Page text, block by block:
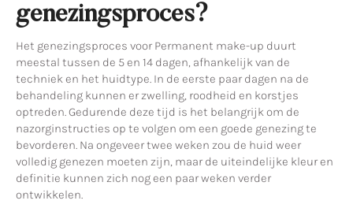
genezingsproces?
Het genezingsproces voor Permanent make-up duurt
meestal tussen de 5 en 14 dagen, afhankelijk van de
techniek en het huidtype. In de eerste paar dagen na de
behandeling kunnen er zwelling, roodheid en korstjes
optreden. Gedurende deze tijd is het belangrijk om de
nazorginstructies op te volgen om een goede genezing te
bevorderen. Na ongeveer twee weken zou de huid weer
volledig genezen moeten zijn, maar de uiteindelijke kleur en
definitie kunnen zich nog een paar weken verder
ontwikkelen.